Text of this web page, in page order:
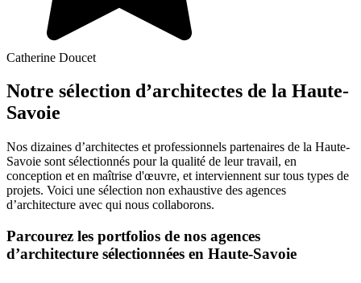
Catherine Doucet
Notre sélection d’architectes de la Haute-
Savoie
Nos dizaines d’architectes et professionnels partenaires de la Haute-
Savoie sont sélectionnés pour la qualité de leur travail, en
conception et en maîtrise d'œuvre, et interviennent sur tous types de
projets. Voici une sélection non exhaustive des agences
d’architecture avec qui nous collaborons.
Parcourez les portfolios de nos agences
d’architecture sélectionnées en Haute-Savoie